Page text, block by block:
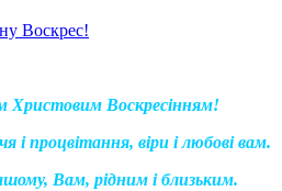
Христовим Воскресінням!
і процвітання, віри і любові вам.
Вам, рідним і близьким.